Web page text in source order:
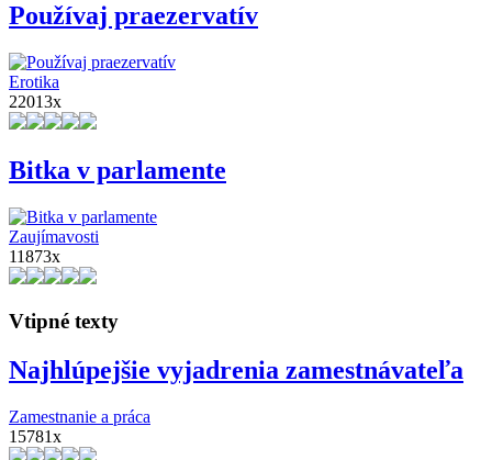
Používaj praezervatív
Erotika
22013x
Bitka v parlamente
Zaujímavosti
11873x
Vtipné texty
Najhlúpejšie vyjadrenia zamestnávateľa
Zamestnanie a práca
15781x